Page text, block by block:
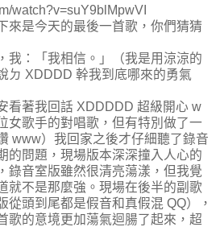
watch?v=suY9blMpwVI
來是今天的最後一首歌，你們猜猜
我：「我相信。」（我是用涼涼的
ㄉ XDDDD 幹我到底哪來的勇氣
看著我回話 XDDDDD 超級開心 w
女歌手的對唱歌，但有特別做了一
www）我回家之後才仔細聽了錄音
的問題，現場版本深深撞入人心的
錄音室版雖然很清亮蕩漾，但我覺
就不是那麼強。現場在後半的副歌
從頭到尾都是假音和真假混 QQ），
歌的意境更加蕩氣迴腸了起來，超